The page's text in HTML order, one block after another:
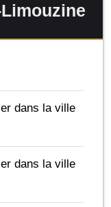
dans la ville
dans la ville